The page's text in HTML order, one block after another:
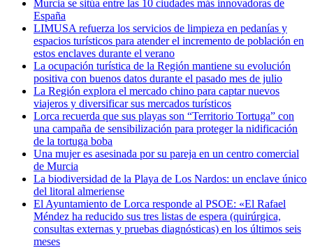
Murcia se sitúa entre las 10 ciudades más innovadoras de
España
LIMUSA refuerza los servicios de limpieza en pedanías y
espacios turísticos para atender el incremento de población en
estos enclaves durante el verano
La ocupación turística de la Región mantiene su evolución
positiva con buenos datos durante el pasado mes de julio
La Región explora el mercado chino para captar nuevos
viajeros y diversificar sus mercados turísticos
Lorca recuerda que sus playas son “Territorio Tortuga” con
una campaña de sensibilización para proteger la nidificación
de la tortuga boba
Una mujer es asesinada por su pareja en un centro comercial
de Murcia
La biodiversidad de la Playa de Los Nardos: un enclave único
del litoral almeriense
El Ayuntamiento de Lorca responde al PSOE: «El Rafael
Méndez ha reducido sus tres listas de espera (quirúrgica,
consultas externas y pruebas diagnósticas) en los últimos seis
meses